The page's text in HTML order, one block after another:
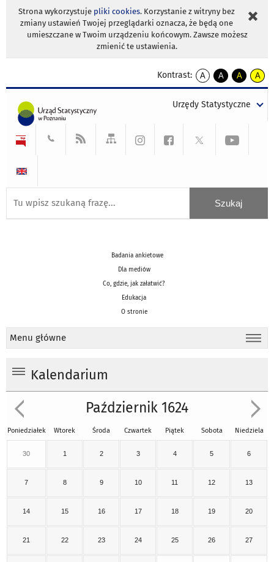
Strona wykorzystuje pliki cookies. Korzystanie z witryny bez
zmiany ustawień Twojej przeglądarki oznacza, że będą one
umieszczane w Twoim urządzeniu końcowym. Zawsze możesz
zmienić te ustawienia.
Kontrast:
A
kontrast
A
kontrast
tekst
czarnym
A
kontrast
tekst
czarnym
A
tekst
żółtym
Urzędy Statystyczne
Badania ankietowe
Dla mediów
Co, gdzie, jak załatwić?
Edukacja
O stronie
Menu główne
Kalendarium
Październik 1624
Poniedziałek Wtorek Środa Czwartek Piątek Sobota Niedziela
30 1 2 3 4 5 6
7 8 9 10 11 12 13
14 15 16 17 18 19 20
21 22 23 24 25 26 27